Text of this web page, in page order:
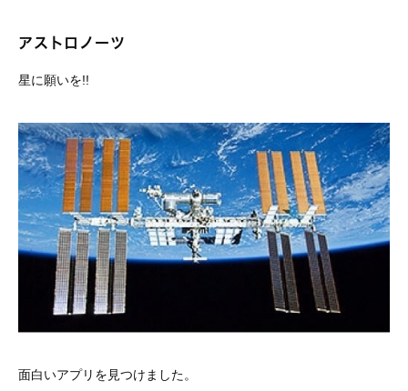
アストロノーツ
星に願いを!!
面白いアプリを見つけました。